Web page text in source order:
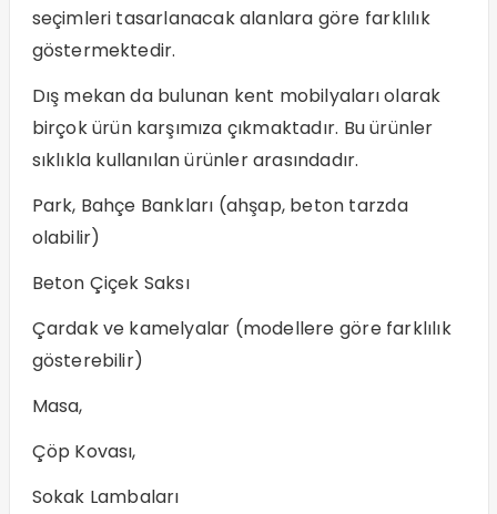
seçimleri tasarlanacak alanlara göre farklılık
göstermektedir.
Dış mekan da bulunan kent mobilyaları olarak
birçok ürün karşımıza çıkmaktadır. Bu ürünler
sıklıkla kullanılan ürünler arasındadır.
Park, Bahçe Bankları (ahşap, beton tarzda
olabilir)
Beton Çiçek Saksı
Çardak ve kamelyalar (modellere göre farklılık
gösterebilir)
Masa,
Çöp Kovası,
Sokak Lambaları